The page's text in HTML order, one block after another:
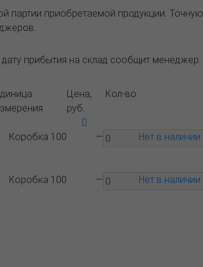
партии приобретаемой продукции. Точную
прибытия на склад сообщит менеджер.
Цена,
руб.
Кол-во
Коробка 100 — Нет в наличии
Коробка 100 — Нет в наличии